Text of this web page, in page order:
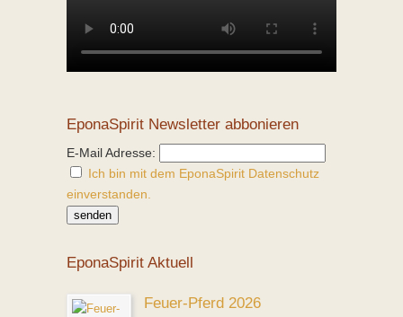
EponaSpirit Newsletter abbonieren
E-Mail Adresse:
Ich bin mit dem EponaSpirit Datenschutz
einverstanden.
EponaSpirit Aktuell
Feuer-Pferd 2026